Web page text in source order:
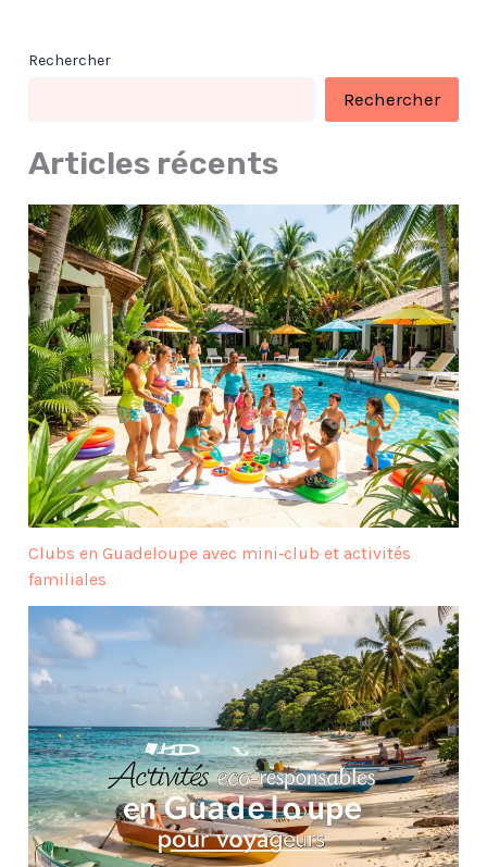
Rechercher
Rechercher
Articles récents
Clubs en Guadeloupe avec mini‑club et activités
familiales